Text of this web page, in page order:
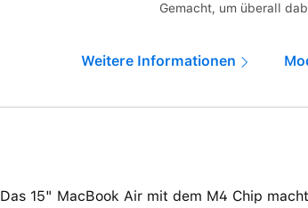
Gemacht, um überall
Weitere Informationen
Das 15" MacBook Air mit dem M4 Chip